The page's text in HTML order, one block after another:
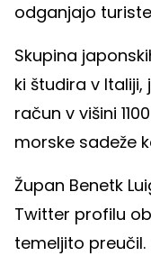
odganjajo
Skupina
ki študira v
račun v višini
morske sadeže
Župan Benetk
Twitter profilu
temeljito